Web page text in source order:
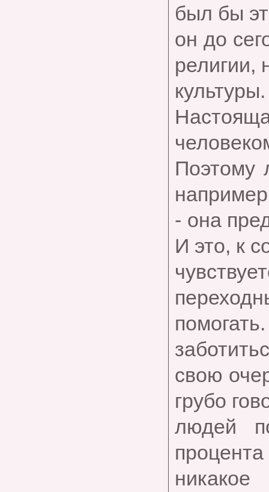
был бы
он до
религии,
культуры.
- она
И это, к
свою
грубо
людей
никакое